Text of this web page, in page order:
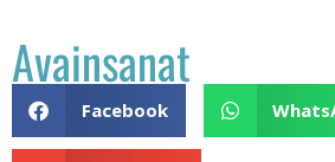
Avainsanat
Facebook